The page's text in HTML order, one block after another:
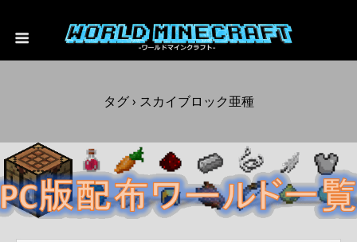
タグ › スカイブロック亜種